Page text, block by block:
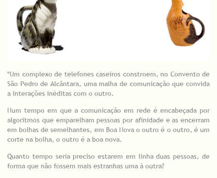
"Um complexo de telefones caseiros constroem, no Convento de
São Pedro de Alcântara, uma malha de comunicação que convida
a interações inéditas com o outro.
Num tempo em que a comunicação em rede é encabeçada por
algoritmos que emparelham pessoas por afinidade e as encerram
em bolhas de semelhantes, em Boa Nova o outro é o outro, é um
corte na bolha, o outro é a boa nova.
Quanto tempo seria preciso estarem em linha duas pessoas, de
forma que não fossem mais estranhas uma à outra?